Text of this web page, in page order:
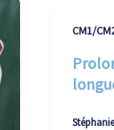
CM1/